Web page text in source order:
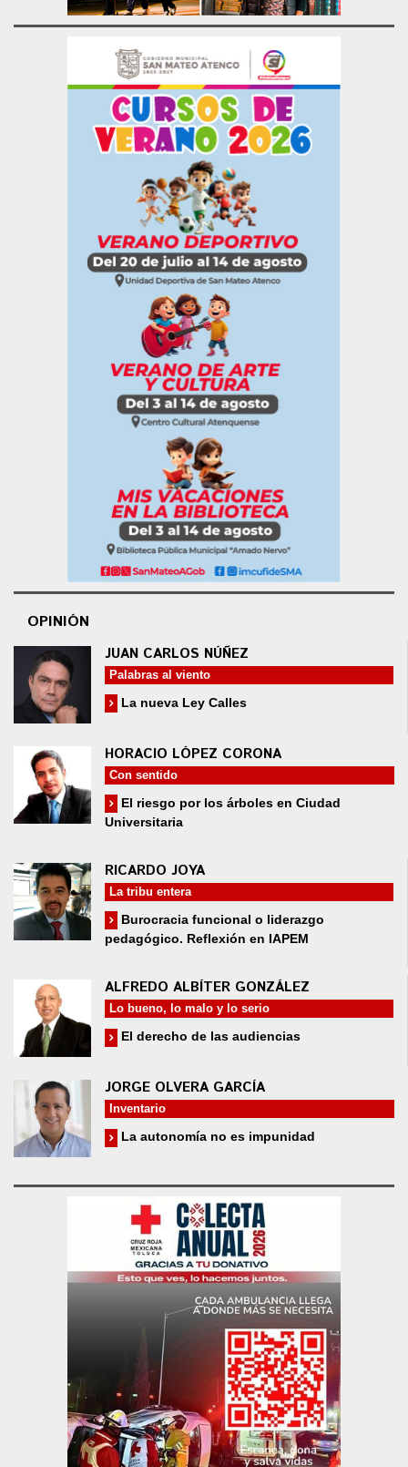
OPINIÓN
JUAN CARLOS NÚÑEZ
Palabras al viento
La nueva Ley Calles
HORACIO LÓPEZ CORONA
Con sentido
El riesgo por los árboles en Ciudad
Universitaria
RICARDO JOYA
La tribu entera
Burocracia funcional o liderazgo
pedagógico. Reflexión en IAPEM
ALFREDO ALBÍTER GONZÁLEZ
Lo bueno, lo malo y lo serio
El derecho de las audiencias
JORGE OLVERA GARCÍA
Inventario
La autonomía no es impunidad